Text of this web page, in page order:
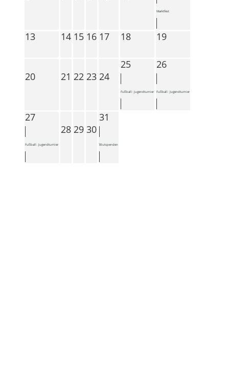
Marktfest
13 14 15 16 17 18 19
20 21 22 23 24
25
Fußball: Jugendturnier
26
Fußball: Jugendturnier
27
Fußball: Jugendturnier
28 29 30
31
Blutspenden